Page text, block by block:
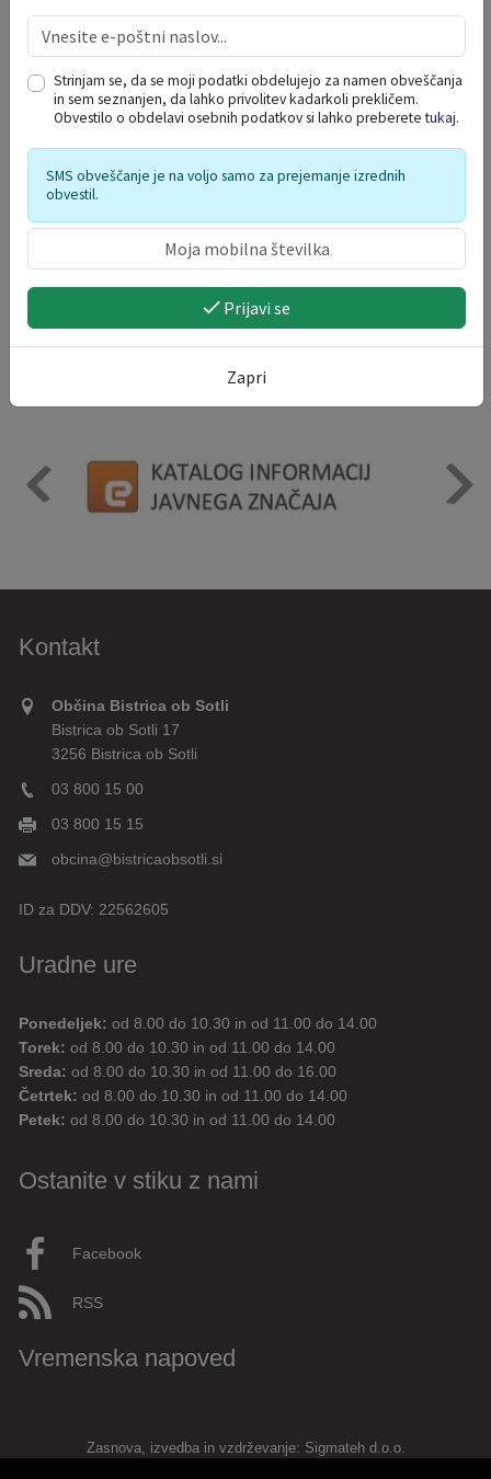
Kontakt
Občina Bistrica ob Sotli
Bistrica ob Sotli 17
3256 Bistrica ob Sotli
03 800 15 00
03 800 15 15
obcina@bistricaobsotli.si
ID za DDV: 22562605
Uradne ure
Ponedeljek: od 8.00 do 10.30 in od 11.00 do 14.00
Torek: od 8.00 do 10.30 in od 11.00 do 14.00
Sreda: od 8.00 do 10.30 in od 11.00 do 16.00
Četrtek: od 8.00 do 10.30 in od 11.00 do 14.00
Petek: od 8.00 do 10.30 in od 11.00 do 14.00
Ostanite v stiku z nami
Facebook
RSS
Vremenska napoved
Zasnova, izvedba in vzdrževanje: Sigmateh d.o.o.
Digitalni pomočnik
Aktualne novice Aktualne cestne zapore
Pravkar AI
Strinjam se, da se moji podatki obdelujejo za namen obveščanja
in sem seznanjen, da lahko privolitev kadarkoli prekličem.
Obvestilo o obdelavi osebnih podatkov si lahko preberetetukaj.
SMS obveščanje je na voljo samo za prejemanje izrednih
obvestil.
Prijavi se
Zapri